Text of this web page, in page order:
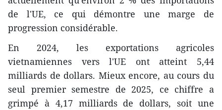
de l'UE, ce qui démontre une marge de
progression considérable.
En 2024, les exportations agricoles
vietnamiennes vers l'UE ont atteint 5,44
milliards de dollars. Mieux encore, au cours du
seul premier semestre de 2025, ce chiffre a
grimpé à 4,17 milliards de dollars, soit une